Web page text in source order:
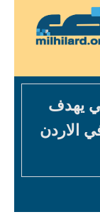
يهدف
الاردن